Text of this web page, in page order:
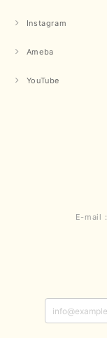
Instagram
Ameba
YouTube
E-mail：